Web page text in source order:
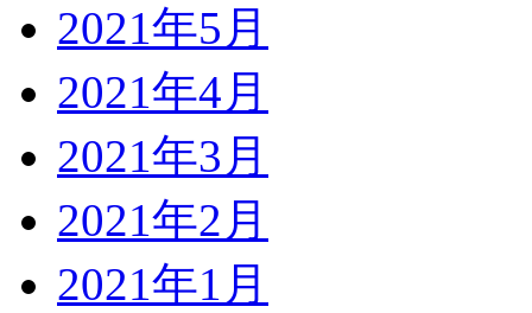
2021年5月
2021年4月
2021年3月
2021年2月
2021年1月